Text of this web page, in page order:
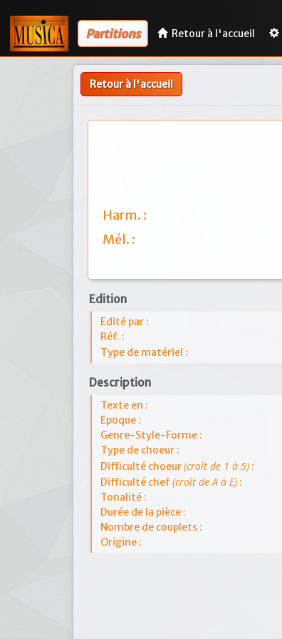
Partitions Retour à l'accueil
Retour à l'accueil
Harm. :
Mél. :
Edition
Edité par :
Réf. :
Type de matériel :
Description
Texte en :
Epoque :
Genre-Style-Forme :
Type de choeur :
Difficulté choeur(croît de 1 à 5) :
Difficulté chef (croît de A à E) :
Tonalité :
Durée de la pièce :
Nombre de couplets :
Origine :